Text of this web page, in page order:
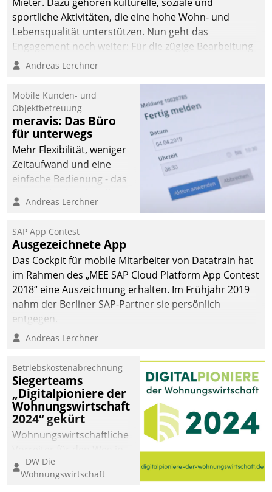
sportliche Aktivitäten, die eine hohe Wohn- und
Lebensqualität unterstützen. Nun geht das
Engagement noch weiter: Für die zügige Bearbeitung
von Beschwerden – oder Lob – richtet das
und Beschwerde-Management einen eigenen Kanal
ein.
Andreas Lerchner
Mobile Kunden- und
Objektbetreuung
meravis: Das Büro
für unterwegs
Mehr Flexibilität, weniger
Zeitaufwand und eine
einfache Bedienung - das
Cockpit für mobile
Datatrain. Die meravis
Wohnungsbau- und
Immobilien GmbH hat
sich dabei für den Betrieb
der Lösung über die SAP
Cloud Platform
entschieden - als erstes
Unternehmen am
Andreas Lerchner
SAP App Contest
Ausgezeichnete App
Das Cockpit für mobile Mitarbeiter von Datatrain hat
im Rahmen des „MEE SAP Cloud Platform App Contest
2018“ eine Auszeichnung erhalten. Im Frühjahr 2019
nahm der Berliner SAP-Partner sie persönlich
entgegen.
Andreas Lerchner
Betriebskostenabrechnung
Siegerteams
„Digitalpioniere der
Wohnungswirtschaft
2024“ gekürt
Wohnungswirtschaftliche
eine digitale Zukunft zu
finden, ist das Ziel des
DW Die
Wohnungswirtschaft